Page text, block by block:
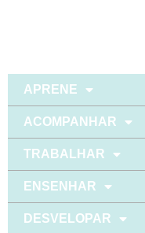
APRENE
ACOMPANHAR
TRABALHAR
ENSENHAR
DESVELOPAR